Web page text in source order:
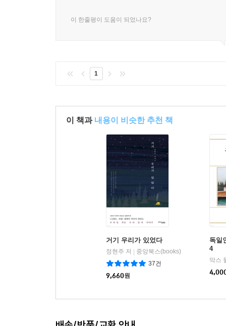
이 한줄평이 도움이 되었나요?
1
이 책과 내용이 비슷한 추천 책
거기 우리가 있었다
정현주 저
중앙북스(books)
37건
9,660원
독일
4
막스